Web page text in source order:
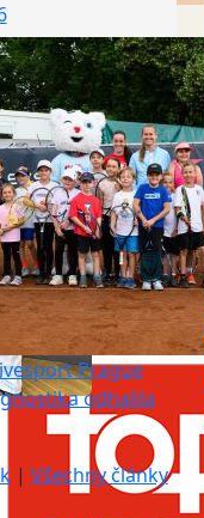
Prague
odhalila
| Všechny články